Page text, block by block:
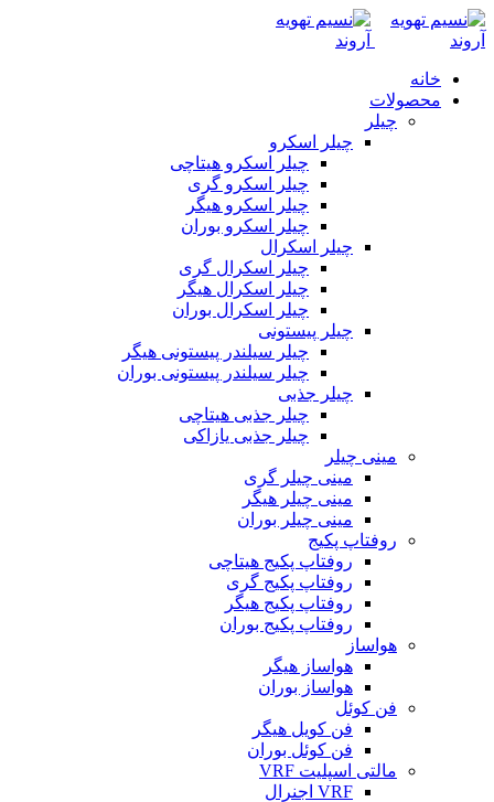
خانه
محصولات
چیلر
چیلر اسکرو
چیلر اسکرو هیتاچی
چیلر اسکرو گری
چیلر اسکرو هیگر
چیلر اسکرو بوران
چیلر اسکرال
چیلر اسکرال گری
چیلر اسکرال هیگر
چیلر اسکرال بوران
چیلر پیستونی
چیلر سیلندر پیستونی هیگر
چیلر سیلندر پیستونی بوران
چیلر جذبی
چیلر جذبی هیتاچی
چیلر جذبی یازاکی
مینی چیلر
مینی چیلر گری
مینی چیلر هیگر
مینی چیلر بوران
روفتاپ پکیج
روفتاپ پکیج هیتاچی
روفتاپ پکیج گری
روفتاپ پکیج هیگر
روفتاپ پکیج بوران
هواساز
هواساز هیگر
هواساز بوران
فن کوئل
فن کویل هیگر
فن کوئل بوران
مالتی اسپلیت VRF
VRF اجنرال